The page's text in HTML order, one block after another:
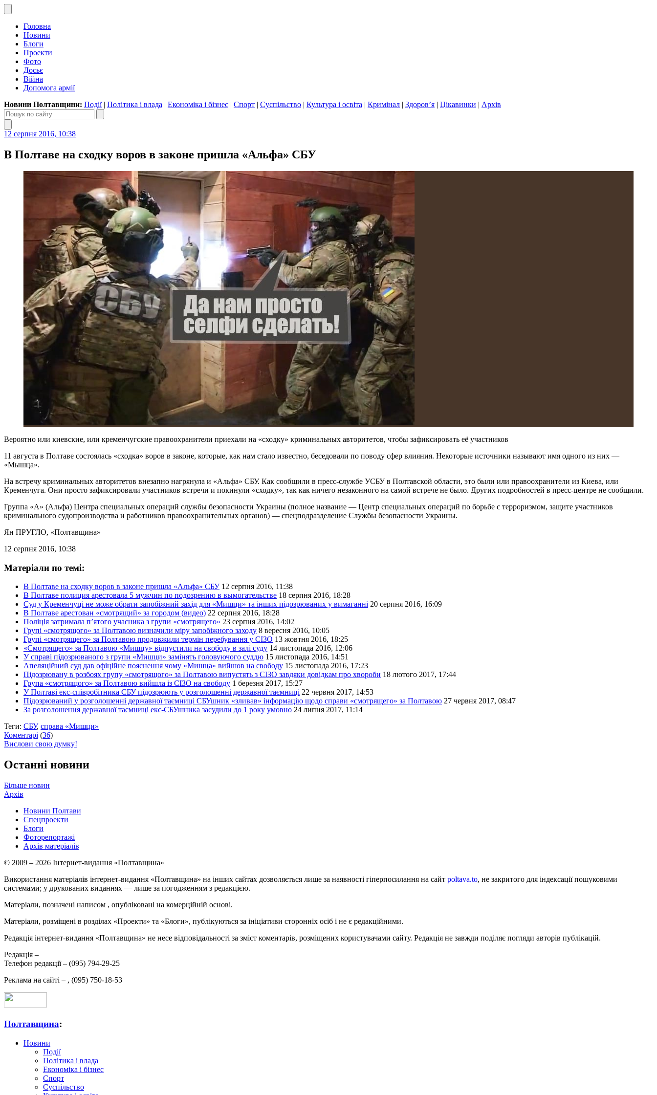
Головна
Новини
Блоги
Проекти
Фото
Досьє
Війна
Допомога армії
Новини Полтавщини: Події| Політика і влада | Економіка і бізнес | Спорт | Суспільство | Культура і освіта | Кримінал | Здоров’я | Цікавинки | Архів
12 серпня 2016, 10:38
В Полтаве на сходку воров в законе пришла «Альфа» СБУ
Вероятно или киевские, или кременчугские правоохранители приехали на «сходку» криминальных авторитетов, чтобы зафиксировать её участников
11 августа в Полтаве состоялась «сходка» воров в законе, которые, как нам стало известно, беседовали по поводу сфер влияния. Некоторые источники называют имя одного из них —
«Мышца».
На встречу криминальных авторитетов внезапно нагрянула и «Альфа» СБУ. Как сообщили в пресс-службе УСБУ в Полтавской области, это были или правоохранители из Киева, или
Кременчуга. Они просто зафиксировали участников встречи и покинули «сходку», так как ничего незаконного на самой встрече не было. Других подробностей в пресс-центре не сообщили.
Группа «А» (Альфа) Центра специальных операций службы безопасности Украины (полное название — Центр специальных операций по борьбе с терроризмом, защите участников
криминального судопроизводства и работников правоохранительных органов) — спецподразделение Службы безопасности Украины.
Ян ПРУГЛО, «Полтавщина»
12 серпня 2016, 10:38
Матеріали по темі:
В Полтаве на сходку воров в законе пришла «Альфа» СБУ 12 серпня 2016, 11:38
В Полтаве полиция арестовала 5 мужчин по подозрению в вымогательстве 18 серпня 2016, 18:28
Суд у Кременчуці не може обрати запобіжний захід для «Мишци» та інших підозрюваних у вимаганні 20 серпня 2016, 16:09
В Полтаве арестован «смотрящий» за городом (видео) 22 серпня 2016, 18:28
Поліція затримала п’ятого учасника з групи «смотрящего» 23 серпня 2016, 14:02
Групі «смотрящого» за Полтавою визначили міру запобіжного заходу 8 вересня 2016, 10:05
Групі «смотрящего» за Полтавою продовжили термін перебування у СІЗО 13 жовтня 2016, 18:25
«Смотрящего» за Полтавою «Мишцу» відпустили на свободу в залі суду 14 листопада 2016, 12:06
У справі підозрюваного з групи «Мишци» замінять головуючого суддю 15 листопада 2016, 14:51
Апеляційний суд дав офіційне пояснення чому «Мишца» вийшов на свободу 15 листопада 2016, 17:23
Підозрювану в розбоях групу «смотрящого» за Полтавою випустять з СІЗО завдяки довідкам про хвороби 18 лютого 2017, 17:44
Група «смотрящого» за Полтавою вийшла із СІЗО на свободу 1 березня 2017, 15:27
У Полтаві екс-співробітника СБУ підозрюють у розголошенні державної таємниці 22 червня 2017, 14:53
Підозрюваний у розголошенні державної таємниці СБУшник «зливав» інформацію щодо справи «смотрящего» за Полтавою 27 червня 2017, 08:47
За розголошення державної таємниці екс-СБУшника засудили до 1 року умовно 24 липня 2017, 11:14
Теги: СБУ, справа «Мишци»
Коментарі (36)
Вислови свою думку!
Останні новини
Більше новин
Архів
Новини Полтави
Спецпроекти
Блоги
Фоторепортажі
Архів матеріалів
© 2009 – 2026 Інтернет-видання «Полтавщина»
Використання матеріалів інтернет-видання «Полтавщина» на інших сайтах дозволяється лише за наявності гіперпосилання на сайт poltava.to, не закритого для індексації пошуковими
системами; у друкованих виданнях — лише за погодженням з редакцією.
Матеріали, позначені написом , опубліковані на комерційній основі.
Матеріали, розміщені в розділах «Проекти» та «Блоги», публікуються за ініціативи сторонніх осіб і не є редакційними.
Редакція інтернет-видання «Полтавщина» не несе відповідальності за зміст коментарів, розміщених користувачами сайту. Редакція не завжди поділяє погляди авторів публікацій.
Редакція –
Телефон редакції – (095) 794-29-25
Реклама на сайті – , (095) 750-18-53
Полтавщина:
Новини
Події
Політика і влада
Економіка і бізнес
Спорт
Суспільство